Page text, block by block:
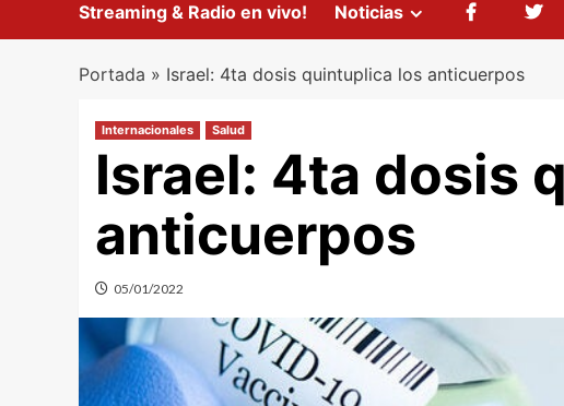
Streaming & Radio en vivo! Noticias
Portada » Israel: 4ta dosis quintuplica los anticuerpos
Internacionales Salud
Israel: 4ta dosis
anticuerpos
05/01/2022